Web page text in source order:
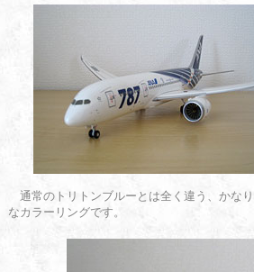
通常のトリトンブルーとは全く違う、かな
なカラーリングです。